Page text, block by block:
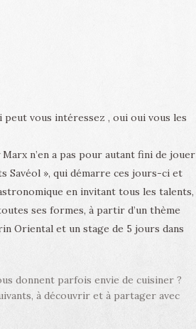
vous intéressez , oui oui vous les
n’en a pas pour autant fini de jouer
Savéol », qui démarre ces jours-ci et
en invitant tous les talents,
ses formes, à partir d’un thème
Oriental et un stage de 5 jours dans
donnent parfois envie de cuisiner ?
à découvrir et à partager avec